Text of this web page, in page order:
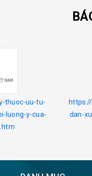
thuoc-uu-tu-
luong-y-cua-
dan-